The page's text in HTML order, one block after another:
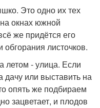
Это одно их тех
окнах южной
же придётся его
листочков.
летом - улица. Если
дачу или выставить на
опять же подбираем
зацветает, и плодов